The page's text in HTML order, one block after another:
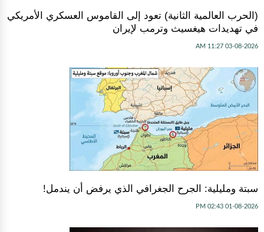
(الحرب العالمية الثانية) تعود إلى القاموس العسكري الأمريكي
في تهديدات هيغسيث وترمب لإيران
03-08-2026 11:27 AM
سبتة ومليلية: الجرح الجغرافي الذي يرفض أن يندمل!
01-08-2026 02:43 PM